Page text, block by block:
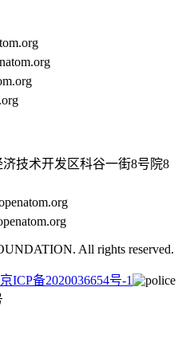
技术开发区科谷一街8号院8
All rights reserved.
京ICP备2020036654号-1